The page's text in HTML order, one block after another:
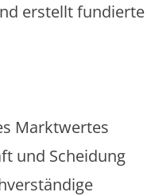
erstellt
Marktwertes
und Scheidung